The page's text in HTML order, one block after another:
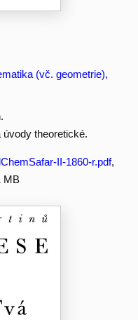
(vč. geometrie),
theoretické.
II-1860-r.pdf,
MB